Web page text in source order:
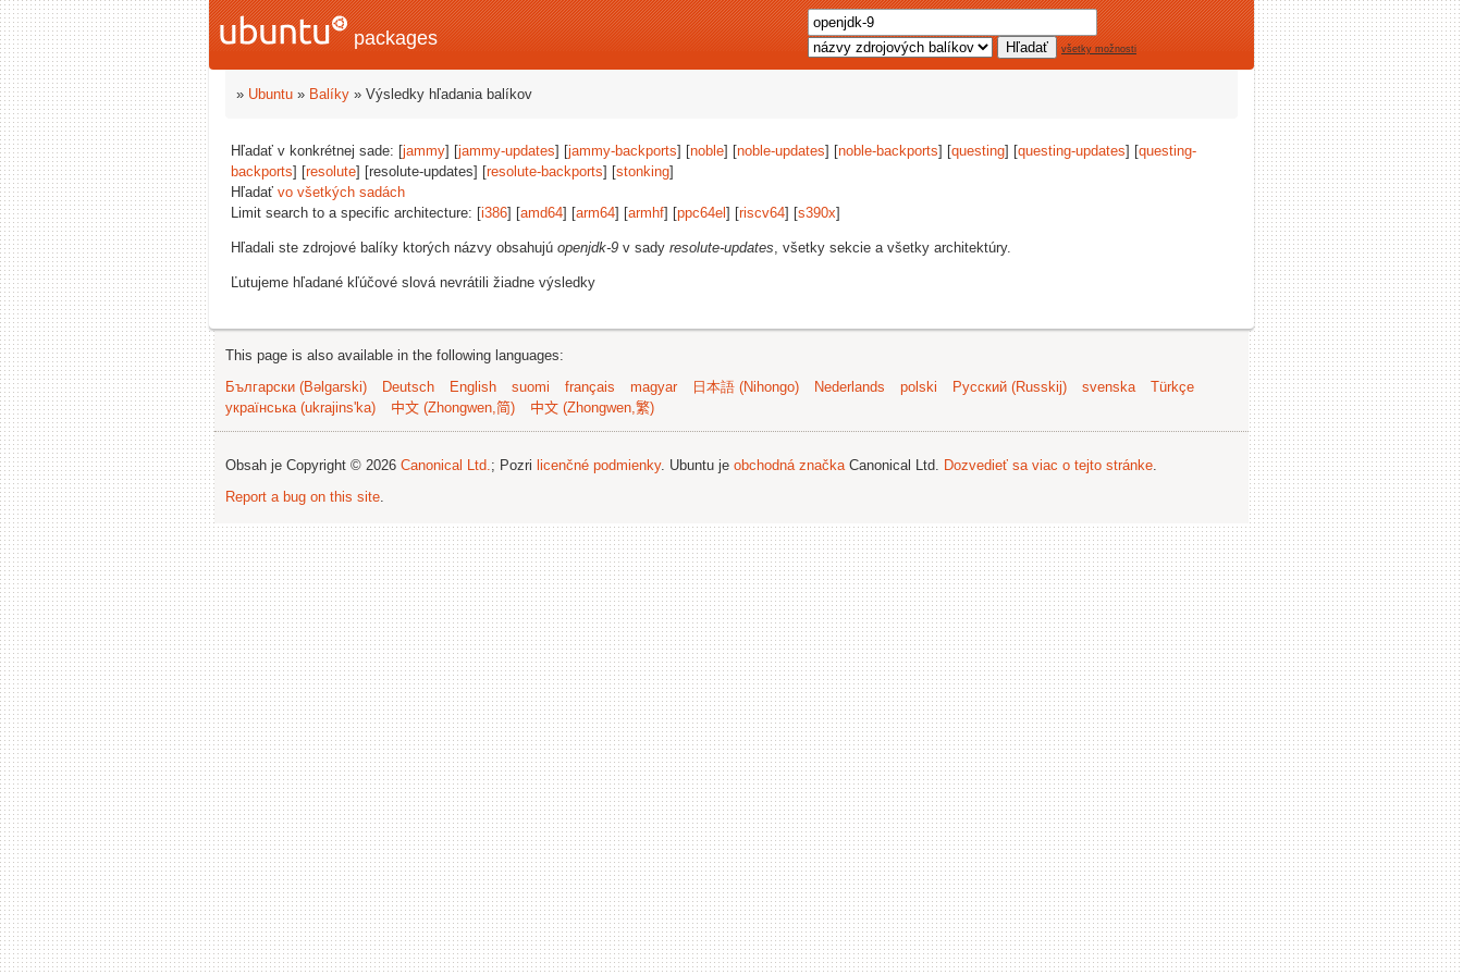
packages všetky možnosti
» Ubuntu » Balíky » Výsledky hľadania balíkov
Hľadať v konkrétnej sade: [jammy] [jammy-updates] [jammy-backports] [noble] [noble-updates] [noble-backports] [questing] [questing-updates] [questing-
backports] [resolute] [resolute-updates] [resolute-backports] [stonking]
Hľadať vo všetkých sadách
Limit search to a specific architecture: [i386] [amd64] [arm64] [armhf] [ppc64el ] [riscv64] [s390x]
Hľadali ste zdrojové balíky ktorých názvy obsahujú openjdk-9 v sady resolute-updates, všetky sekcie a všetky architektúry.
Ľutujeme hľadané kľúčové slová nevrátili žiadne výsledky
This page is also available in the following languages:
Български (Bəlgarski)
Deutsch English suomi français magyar 日本語 (Nihongo) Nederlands polski Русский (Russkij) svenska
Türkçe
українська (ukrajins'ka)
中文 (Zhongwen,简) 中文 (Zhongwen,繁)
Obsah je Copyright © 2026 Canonical Ltd.; Pozri licenčné podmienky. Ubuntu je obchodná značkaCanonical Ltd. Dozvedieť sa viac o tejto stránke.
Report a bug on this site.